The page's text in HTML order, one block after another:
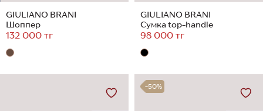
GIULIANO BRANI
Шоппер
132 000 тг
GIULIANO BRANI
Сумка top-handle
98 000 тг
-50%